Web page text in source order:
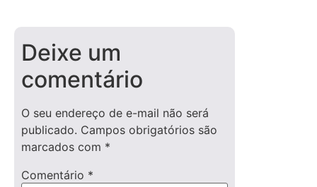
Deixe um
comentário
O seu endereço de e-mail não será
publicado. Campos obrigatórios são
marcados com *
Comentário *